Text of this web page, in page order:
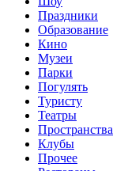
Праздники
Образование
Кино
Музеи
Парки
Погулять
Туристу
Театры
Пространства
Клубы
Прочее